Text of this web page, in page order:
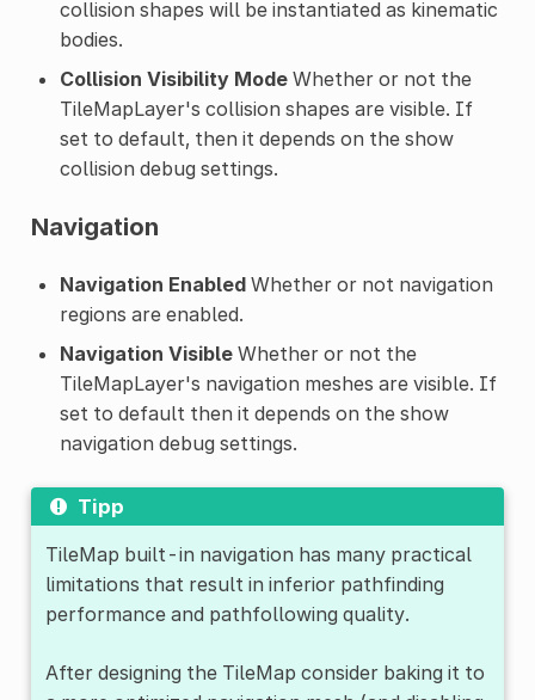
collision shapes will be instantiated as kinematic
bodies.
Collision Visibility ModeWhether or not the
TileMapLayer's collision shapes are visible. If
set to default, then it depends on the show
collision debug settings.
Navigation
Navigation EnabledWhether or not navigation
regions are enabled.
Navigation VisibleWhether or not the
TileMapLayer's navigation meshes are visible. If
set to default then it depends on the show
navigation debug settings.
Tipp
TileMap built-in navigation has many practical
limitations that result in inferior pathfinding
performance and pathfollowing quality.
After designing the TileMap consider baking it to